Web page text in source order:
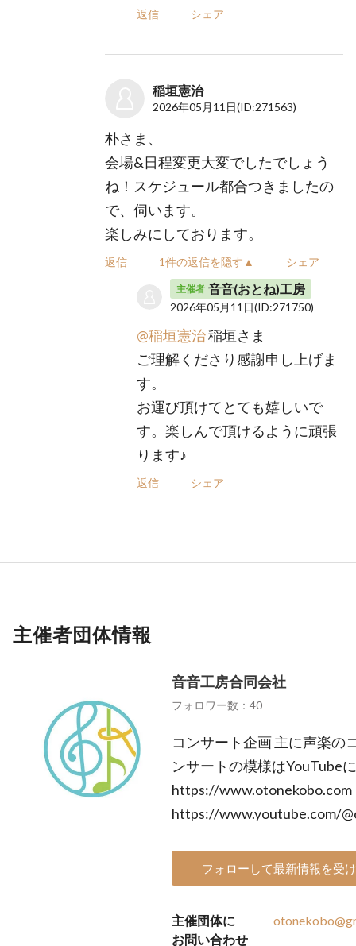
返信 シェア
稲垣憲治
2026年05月11日(ID:271563)
朴さま、
会場&日程変更大変でしたでしょう
ね！スケジュール都合つきましたの
で、伺います。
楽しみにしております。
返信 1件の返信を隠す▲ シェア
主催者 音音(おとね)工房
2026年05月11日(ID:271750)
@稲垣憲治稲垣さま
ご理解くださり感謝申し上げま
す。
お運び頂けてとても嬉しいで
す。楽しんで頂けるように頑張
ります♪
返信 シェア
主催者団体情報
音音工房合同会社
フォロワー数：40
コンサート企画 主に声楽の
ンサートの模様はYouTube
https://www.otonekobo.com
https://www.youtube.com/
フォローして最新情報を受
主催団体に
お問い合わせ